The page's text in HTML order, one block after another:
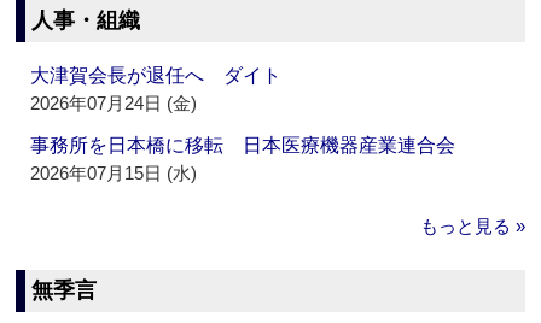
人事・組織
大津賀会長が退任へ ダイト
2026年07月24日 (金)
事務所を日本橋に移転 日本医療機器産業連合会
2026年07月15日 (水)
もっと見る »
無季言